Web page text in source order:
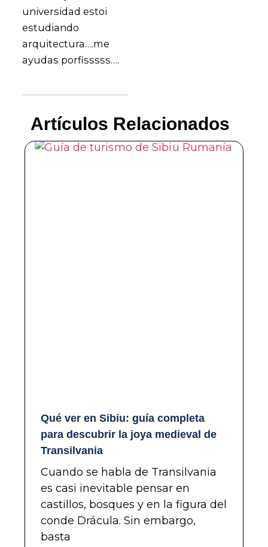
universidad estoi
estudiando
arquitectura….me
ayudas porfisssss….
Artículos Relacionados
Qué ver en Sibiu: guía completa
para descubrir la joya medieval de
Transilvania
Cuando se habla de Transilvania
es casi inevitable pensar en
castillos, bosques y en la figura del
conde Drácula. Sin embargo,
basta